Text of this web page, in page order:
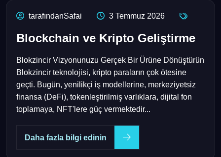
tarafındanSafai 3 Temmuz 2026
Blockchain ve Kripto Geliştirme
Blokzincir Vizyonunuzu Gerçek Bir Ürüne Dönüştürün
Blokzincir teknolojisi, kripto paraların çok ötesine
geçti. Bugün, yenilikçi iş modellerine, merkeziyetsiz
finansa (DeFi), tokenleştirilmiş varlıklara, dijital fon
toplamaya, NFT'lere güç vermektedir...
Daha fazla bilgi edinin